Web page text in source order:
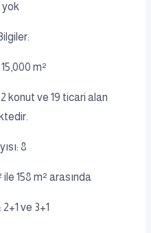
yok
m²
konut ve 19 ticari alan
8
ile 158 m² arasında
ve 3+1